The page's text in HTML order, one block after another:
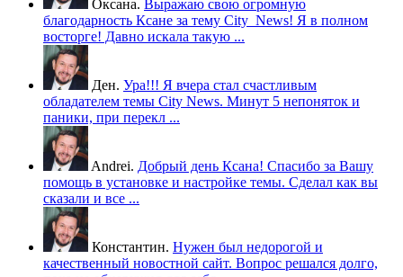
Оксана. Выражаю свою огромную
благодарность Ксане за тему City_News! Я в полном
восторге! Давно искала такую ...
Ден. Ура!!! Я вчера стал счастливым
обладателем темы City News. Минут 5 непоняток и
паники, при перекл ...
Andrei. Добрый день Ксана! Спасибо за Вашу
помощь в установке и настройке темы. Cделал как вы
сказали и все ...
Константин. Нужен был недорогой и
качественный новостной сайт. Вопрос решался долго,